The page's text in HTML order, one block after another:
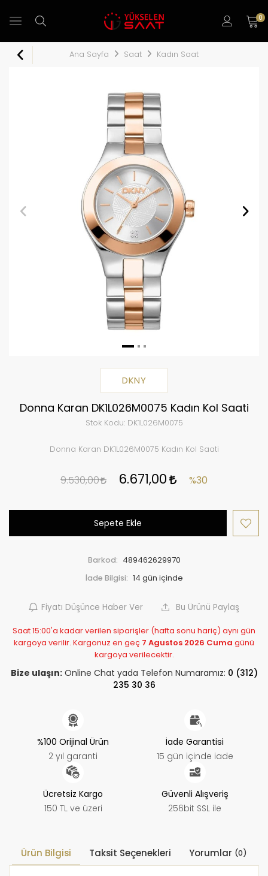
0
Ana Sayfa Saat Kadın Saat
DKNY
Donna Karan DK1L026M0075 Kadın Kol Saati
Stok Kodu:DK1L026M0075
Donna Karan DK1L026M0075 Kadın Kol Saati
9.530,00 6.671,00 %30
Sepete Ekle
Barkod: 489462629970
İade Bilgisi:
Fiyatı Düşünce Haber Ver Bu Ürünü Paylaş
Saat 15:00'a kadar verilen siparişler (hafta sonu hariç) aynı gün
kargoya verilir. Kargonuz en geç 7 Agustos 2026 Cuma günü
kargoya verilecektir.
Bize ulaşın:Online Chat yada Telefon Numaramız: 0 (312)
235 30 36
%100 Orijinal Ürün
2 yıl garanti
İade Garantisi
15 gün içinde iade
Ücretsiz Kargo
150 TL ve üzeri
Güvenli Alışveriş
256bit SSL ile
Ürün Bilgisi Taksit Seçenekleri Yorumlar (0)